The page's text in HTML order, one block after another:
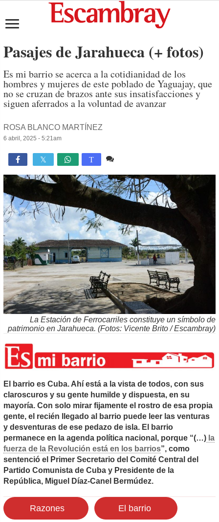
Pasajes de Jarahueca (+ fotos)
Es mi barrio se acerca a la cotidianidad de los
hombres y mujeres de este poblado de Yaguajay, que
no se cruzan de brazos ante sus insatisfacciones y
siguen aferrados a la voluntad de avanzar
ROSA BLANCO MARTÍNEZ
6 abril, 2025 - 5:21am
 T
La Estación de Ferrocarriles constituye un símbolo de
patrimonio en Jarahueca. (Fotos: Vicente Brito / Escambray)
El barrio es Cuba. Ahí está a la vista de todos, con sus
claroscuros y su gente humilde y dispuesta, en su
mayoría. Con solo mirar fijamente el rostro de esa propia
gente, el recién llegado al barrio puede leer las venturas
y desventuras de ese pedazo de isla. El barrio
permanece en la agenda política nacional, porque “(…) la
fuerza de la Revolución está en los barrios”, como
sentenció el Primer Secretario del Comité Central del
Partido Comunista de Cuba y Presidente de la
República, Miguel Díaz-Canel Bermúdez.
Razones El barrio